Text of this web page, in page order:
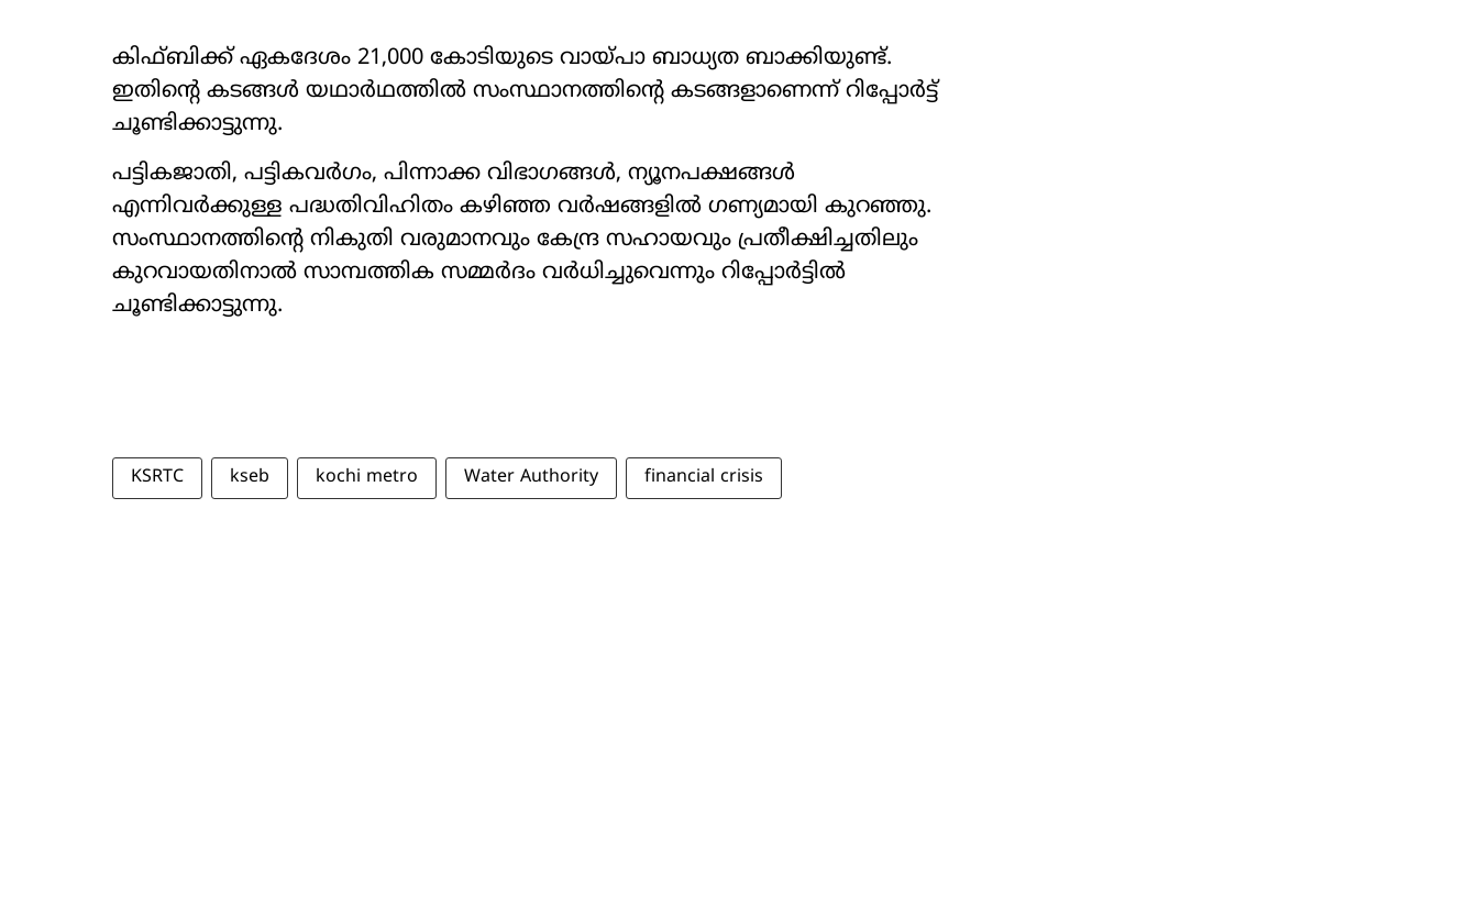
കിഫ്ബിക്ക് ഏകദേശം 21,000 കോടിയുടെ വായ്പാ ബാധ്യത ബാക്കിയുണ്ട്.
ഇതിന്‍റെ കടങ്ങൾ യഥാർഥത്തിൽ സംസ്ഥാനത്തിന്‍റെ കടങ്ങളാണെന്ന് റിപ്പോർട്ട്
ചൂണ്ടിക്കാട്ടുന്നു.
പട്ടികജാതി, പട്ടികവർഗം, പിന്നാക്ക വിഭാഗങ്ങൾ, ന്യൂനപക്ഷങ്ങൾ
എന്നിവർക്കുള്ള പദ്ധതിവിഹിതം കഴിഞ്ഞ വർഷങ്ങളിൽ ഗണ്യമായി കുറഞ്ഞു.
സംസ്ഥാനത്തിന്‍റെ നികുതി വരുമാനവും കേന്ദ്ര സഹായവും പ്രതീക്ഷിച്ചതിലും
കുറവായതിനാൽ സാമ്പത്തിക സമ്മർദം വർ‌ധിച്ചുവെന്നും റിപ്പോർട്ടിൽ
ചൂണ്ടിക്കാട്ടുന്നു.
KSRTC kseb kochi metro Water Authority financial crisis